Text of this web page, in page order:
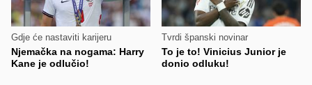
Gdje će nastaviti karijeru
Njemačka na nogama: Harry
Kane je odlučio!
Tvrdi španski novinar
To je to! Vinicius Junior je
donio odluku!